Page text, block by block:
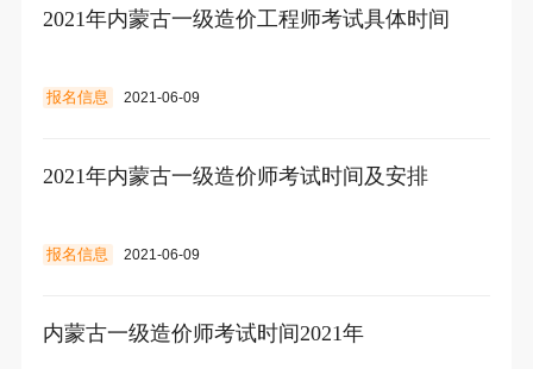
2021年内蒙古一级造价工程师考试具体时间
报名信息 2021-06-09
2021年内蒙古一级造价师考试时间及安排
报名信息 2021-06-09
内蒙古一级造价师考试时间2021年